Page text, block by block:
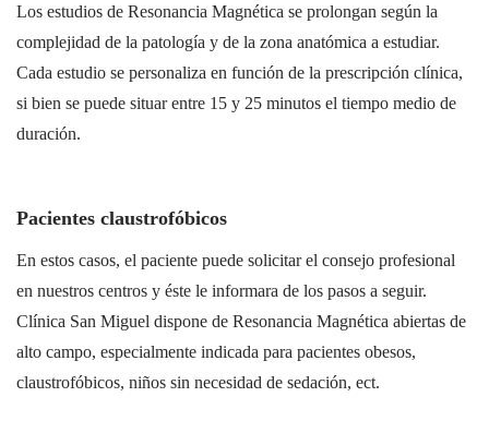
Los estudios de Resonancia Magnética se prolongan según la
complejidad de la patología y de la zona anatómica a estudiar.
Cada estudio se personaliza en función de la prescripción clínica,
si bien se puede situar entre 15 y 25 minutos el tiempo medio de
duración.
Pacientes claustrofóbicos
En estos casos, el paciente puede solicitar el consejo profesional
en nuestros centros y éste le informara de los pasos a seguir.
Clínica San Miguel dispone de Resonancia Magnética abiertas de
alto campo, especialmente indicada para pacientes obesos,
claustrofóbicos, niños sin necesidad de sedación, ect.